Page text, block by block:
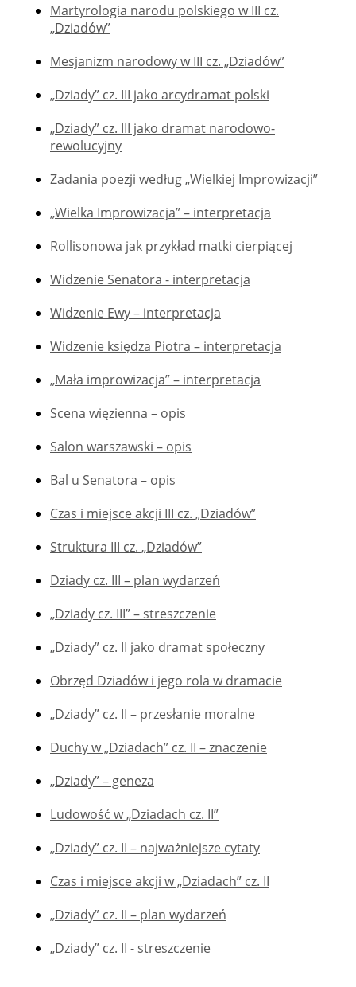
Martyrologia narodu polskiego w III cz.
„Dziadów”
Mesjanizm narodowy w III cz. „Dziadów”
„Dziady” cz. III jako arcydramat polski
„Dziady” cz. III jako dramat narodowo-
rewolucyjny
Zadania poezji według „Wielkiej Improwizacji”
„Wielka Improwizacja” – interpretacja
Rollisonowa jak przykład matki cierpiącej
Widzenie Senatora - interpretacja
Widzenie Ewy – interpretacja
Widzenie księdza Piotra – interpretacja
„Mała improwizacja” – interpretacja
Scena więzienna – opis
Salon warszawski – opis
Bal u Senatora – opis
Czas i miejsce akcji III cz. „Dziadów”
Struktura III cz. „Dziadów”
Dziady cz. III – plan wydarzeń
„Dziady cz. III” – streszczenie
„Dziady” cz. II jako dramat społeczny
Obrzęd Dziadów i jego rola w dramacie
„Dziady” cz. II – przesłanie moralne
Duchy w „Dziadach” cz. II – znaczenie
„Dziady” – geneza
Ludowość w „Dziadach cz. II”
„Dziady” cz. II – najważniejsze cytaty
Czas i miejsce akcji w „Dziadach” cz. II
„Dziady” cz. II – plan wydarzeń
„Dziady” cz. II - streszczenie